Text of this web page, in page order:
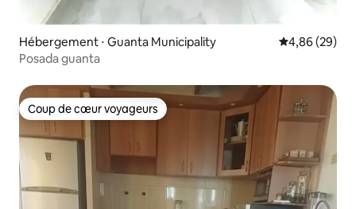
Hébergement ⋅ Guanta Municipality Évaluation
4,86 (29)
Posada guanta
Coup de cœur voyageurs
Coup de cœur voyageurs